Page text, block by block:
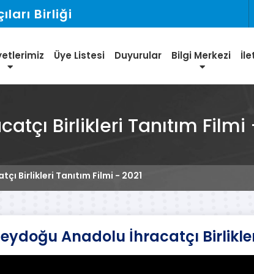
Birliği
Üye Listesi Duyurular Bilgi Merkezi
Birlikleri Tanıtım Filmi
Birlikleri Tanıtım Filmi - 2021
Anadolu İhracatçı